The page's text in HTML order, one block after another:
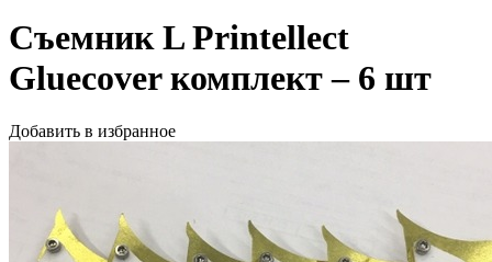
Съемник L Printellect
Gluecover комплект – 6 шт
Добавить в избранное